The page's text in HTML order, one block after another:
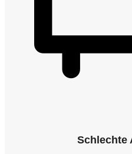
Schlechte